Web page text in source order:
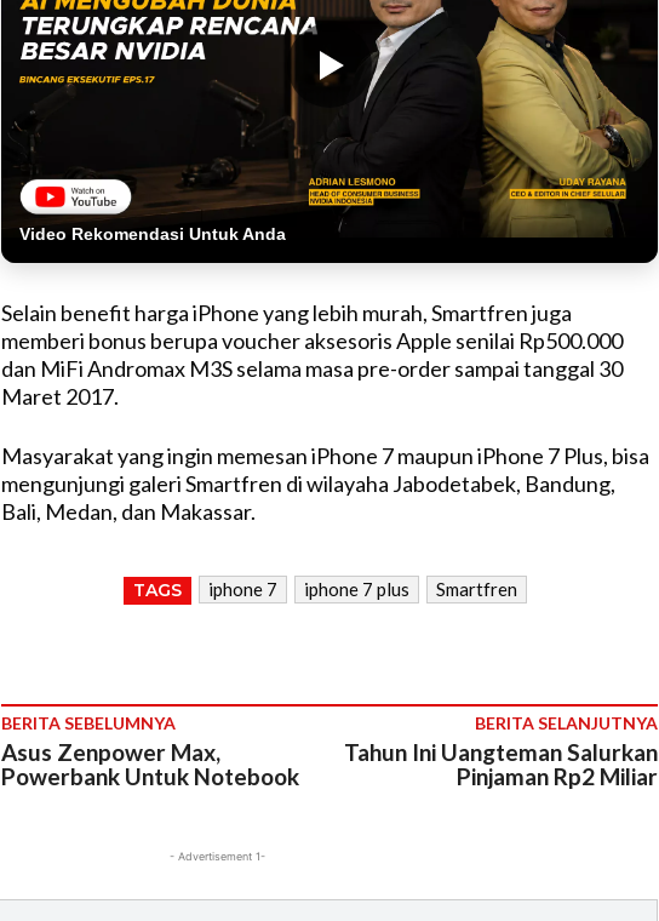
Video Rekomendasi Untuk Anda
Selain benefit harga iPhone yang lebih murah, Smartfren juga
memberi bonus berupa voucher aksesoris Apple senilai Rp500.000
dan MiFi Andromax M3S selama masa pre-order sampai tanggal 30
Maret 2017.
Masyarakat yang ingin memesan iPhone 7 maupun iPhone 7 Plus, bisa
mengunjungi galeri Smartfren di wilayaha Jabodetabek, Bandung,
Bali, Medan, dan Makassar.
TAGS iphone 7 iphone 7 plus Smartfren
BERITA SEBELUMNYA
Asus Zenpower Max,
Powerbank Untuk Notebook
BERITA SELANJUTNYA
Tahun Ini Uangteman Salurkan
Pinjaman Rp2 Miliar
- Advertisement 1-